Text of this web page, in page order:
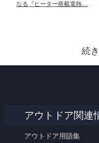
なる『ヒーター搭載電熱…
続
アウトドア関連
アウトドア用語集